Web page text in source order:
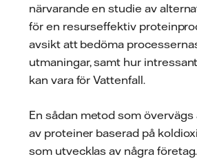
närvarande en studie av
för en resurseffektiv
avsikt att bedöma
utmaningar, samt hur
kan vara för Vattenfall.
En sådan metod som
av proteiner baserad på
som utvecklas av några företag.